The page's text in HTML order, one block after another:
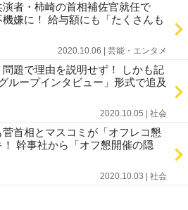
者・柿崎の首相補佐官就任で
機嫌に！ 給与額にも「たくさんも
2020.10.06 | 芸能・エンタメ
題で理由を説明せず！ しかも記
ループインタビュー」形式で追及
2020.10.05 | 社会
首相とマスコミが「オフレコ懇
幹事社から「オフ懇開催の隠
2020.10.03 | 社会